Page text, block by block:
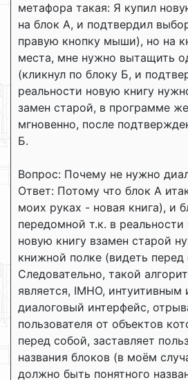
метафора такая: Я купил
на блок А, и подтвердил
правую кнопку мыши), но на
места, мне нужно вытащить
(кликнул по блоку Б, и
реальности новую книгу
замен старой, в программе
мгновенно, после
Б.
Вопрос: Почему не нужно
Ответ: Потому что блок А
моих руках - новая книга), и
передомной т.к. в реальности
новую книгу взамен старой
книжной полке (видеть перед
Следовательно, такой
является, IMHO,
диалоговый интерфейс,
пользователя от объектов
перед собой, заставляет
названия блоков (в моём
должно быть понятного